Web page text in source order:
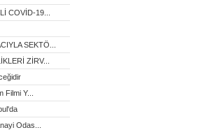
COVİD-19...
SEKTÖ...
ZİRV...
Y...
Odas...